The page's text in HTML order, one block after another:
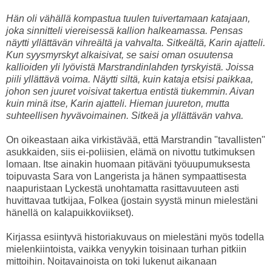
Hän oli vähällä kompastua tuulen tuivertamaan katajaan,
joka sinnitteli viereisessä kallion halkeamassa. Pensas
näytti yllättävän vihreältä ja vahvalta. Sitkeältä, Karin ajatteli.
Kun syysmyrskyt alkaisivat, se saisi oman osuutensa
kallioiden yli lyövistä Marstrandinlahden tyrskyistä. Joissa
piili yllättävä voima. Näytti siltä, kuin kataja etsisi paikkaa,
johon sen juuret voisivat takertua entistä tiukemmin. Aivan
kuin minä itse, Karin ajatteli. Hieman juureton, mutta
suhteellisen hyvävoimainen. Sitkeä ja yllättävän vahva.
On oikeastaan aika virkistävää, että Marstrandin "tavallisten"
asukkaiden, siis ei-poliisien, elämä on nivottu tutkimuksen
lomaan. Itse ainakin huomaan pitäväni työuupumuksesta
toipuvasta Sara von Langerista ja hänen sympaattisesta
naapuristaan Lyckestä unohtamatta rasittavuuteen asti
huvittavaa tutkijaa, Folkea (jostain syystä minun mielestäni
hänellä on kalapuikkoviikset).
Kirjassa esiintyvä historiakuvaus on mielestäni myös todella
mielenkiintoista, vaikka venyykin toisinaan turhan pitkiin
mittoihin. Noitavainoista on toki lukenut aikanaan